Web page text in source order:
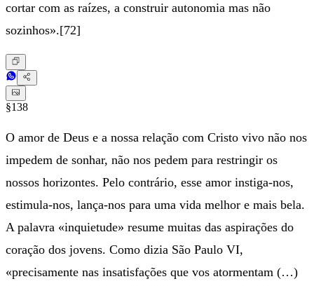
cortar com as raízes, a construir autonomia mas não
sozinhos».[72]
§138
O amor de Deus e a nossa relação com Cristo vivo não nos
impedem de sonhar, não nos pedem para restringir os
nossos horizontes. Pelo contrário, esse amor instiga-nos,
estimula-nos, lança-nos para uma vida melhor e mais bela.
A palavra «inquietude» resume muitas das aspirações do
coração dos jovens. Como dizia São Paulo VI,
«precisamente nas insatisfações que vos atormentam (…)